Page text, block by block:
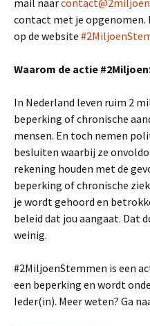
mail naar
contact met je opgenomen.
op de website
Waarom de actie
In Nederland leven ruim 2
beperking of chronische
mensen. En toch nemen
besluiten waarbij ze
rekening houden met de
beperking of chronische
je wordt gehoord en
beleid dat jou aangaat. Dat
weinig.
#2MiljoenStemmen is een
een beperking en wordt
Ieder(in). Meer weten? Ga